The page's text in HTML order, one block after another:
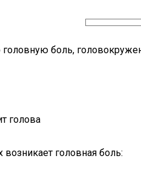
боль,
голова
возникает головная боль: